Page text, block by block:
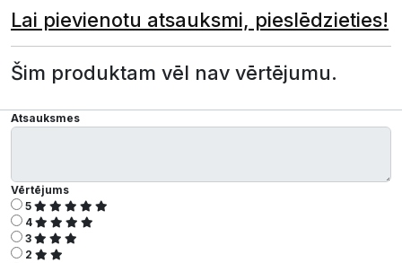
Lai pievienotu atsauksmi, pieslēdzieties!
Šim produktam vēl nav vērtējumu.
Atsauksmes
Vērtējums
5
4
3
2